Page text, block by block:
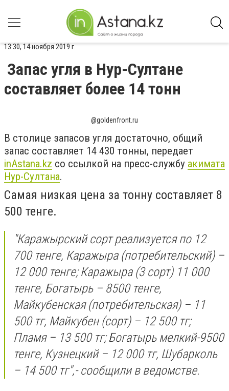
13:30, 14 ноября 2019 г.
Запас угля в Нур-Султане
составляет более 14 тонн
@goldenfront.ru
В столице запасов угля достаточно, общий
запас составляет 14 430 тонны, передает
inAstana.kz со ссылкой на пресс-службу акимата
Нур-Султана.
Самая низкая цена за тонну составляет 8
500 тенге.
"Каражырский сорт реализуется по 12
700 тенге, Каражыра (потребительский) –
12 000 тенге; Каражыра (3 сорт) 11 000
тенге, Богатырь – 8500 тенге,
Майкубенская (потребительская) – 11
500 тг, Майкубен (сорт) – 12 500 тг;
Пламя – 13 500 тг; Богатырь мелкий-9500
тенге, Кузнецкий – 12 000 тг, Шубарколь
– 14 500 тг",- сообщили в ведомстве.